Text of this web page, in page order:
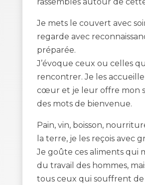
Je mets le couvert avec
regarde avec
préparée.
J’évoque ceux ou celles
rencontrer. Je les
cœur et je leur offre mon
des mots de bienvenue.
Pain, vin, boisson,
la terre, je les reçois avec
Je goûte ces aliments qui
du travail des hommes,
tous ceux qui souffrent de